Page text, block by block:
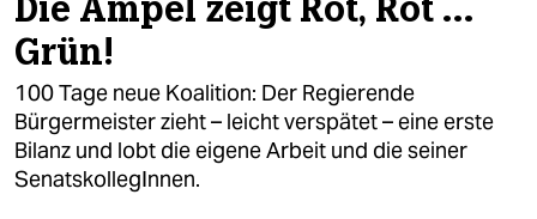
politik
öko
gesellschaft
kultur
Grün!
100 Tage neue Koalition: Der Regierende
Bürgermeister zieht – leicht verspätet – eine erste
Bilanz und lobt die eigene Arbeit und die seiner
SenatskollegInnen.